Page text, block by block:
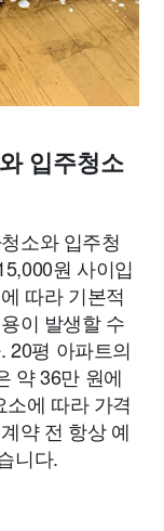
입주청소
소와 입주청
원 사이입
따라 기본적
이 발생할 수
20평 아파트의
약 36만 원에
에 따라 가격
약 전 항상 예
니다.